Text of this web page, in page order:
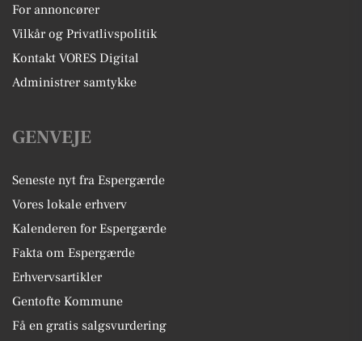
For annoncører
Vilkår og Privatlivspolitik
Kontakt VORES Digital
Administrer samtykke
GENVEJE
Seneste nyt fra Espergærde
Vores lokale erhverv
Kalenderen for Espergærde
Fakta om Espergærde
Erhvervsartikler
Gentofte Kommune
Få en gratis salgsvurdering